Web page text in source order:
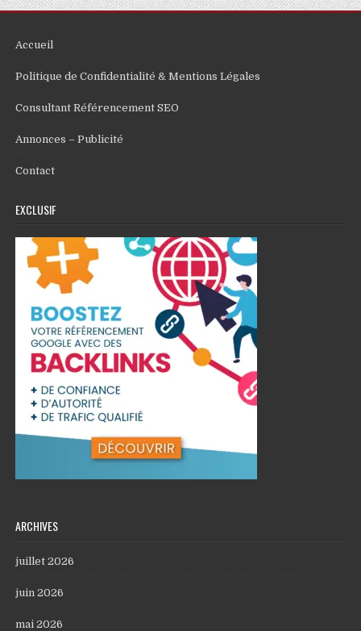
Accueil
Politique de Confidentialité & Mentions Légales
Consultant Référencement SEO
Annonces – Publicité
Contact
EXCLUSIF
ARCHIVES
juillet 2026
juin 2026
mai 2026